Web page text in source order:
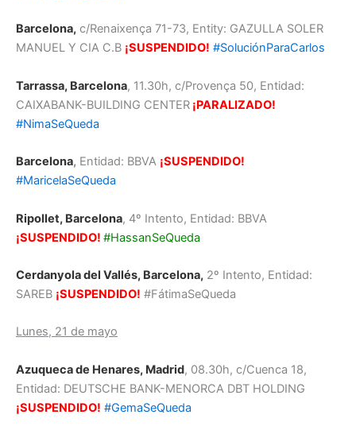
Barcelona, c/Renaixença 71-73, Entity: GAZULLA SOLER
MANUEL Y CIA C.B ¡SUSPENDIDO! #SoluciónParaCarlos
Tarrassa, Barcelona, 11.30h, c/Provença 50, Entidad:
CAIXABANK-BUILDING CENTER ¡PARALIZADO!
#NimaSeQueda
Barcelona, Entidad: BBVA ¡SUSPENDIDO!
#MaricelaSeQueda
Ripollet, Barcelona, 4º Intento, Entidad: BBVA
¡SUSPENDIDO! #HassanSeQueda
Cerdanyola del Vallés, Barcelona, 2º Intento, Entidad:
SAREB ¡SUSPENDIDO! #FátimaSeQueda
Lunes, 21 de mayo
Azuqueca de Henares, Madrid, 08.30h, c/Cuenca 18,
Entidad: DEUTSCHE BANK-MENORCA DBT HOLDING
¡SUSPENDIDO! #GemaSeQueda